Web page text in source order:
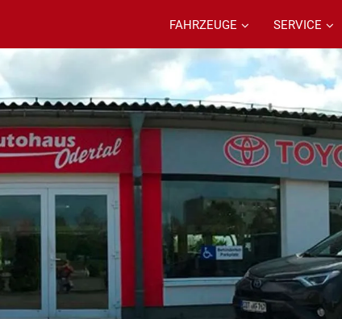
FAHRZEUGE SERVICE